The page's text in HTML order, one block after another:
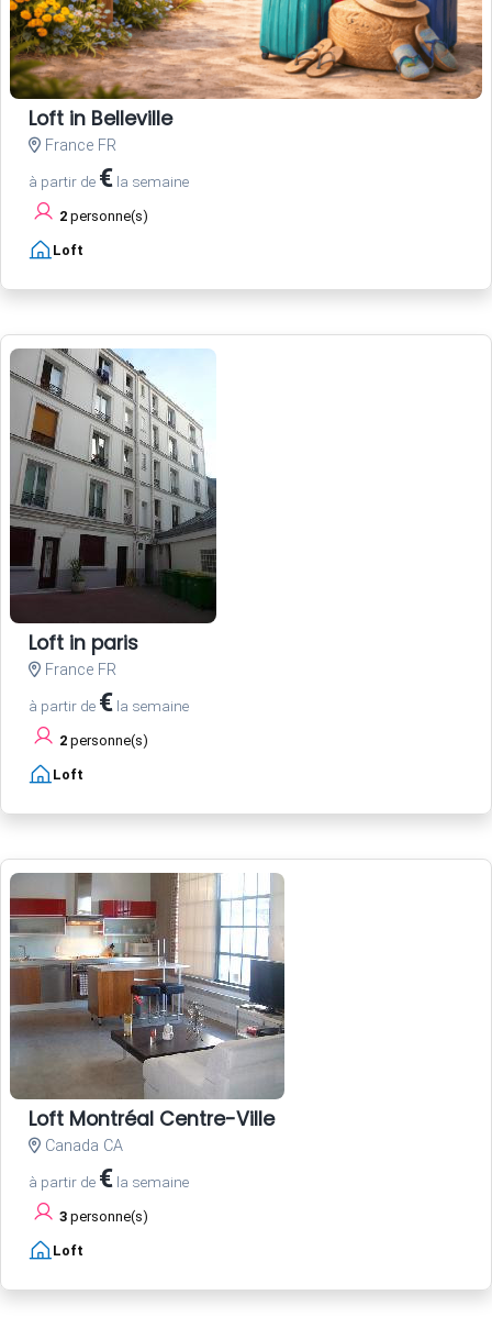
Loft in Belleville
France FR
à partir de € la semaine
2 personne(s)
Loft
Loft in paris
France FR
à partir de € la semaine
2 personne(s)
Loft
Loft Montréal Centre-Ville
Canada CA
à partir de € la semaine
3 personne(s)
Loft